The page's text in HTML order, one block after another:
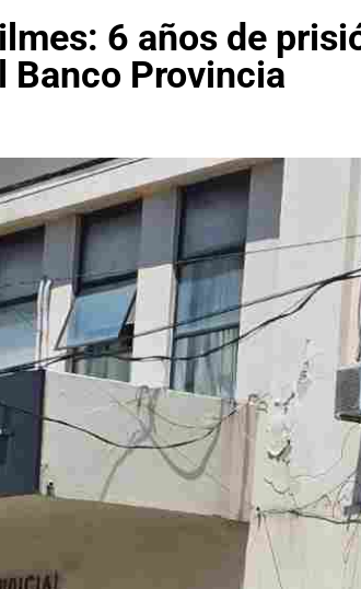
6 años de
Banco Provincia